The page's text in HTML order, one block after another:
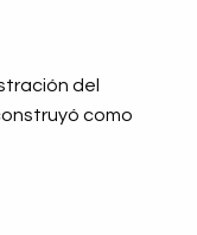
del
como